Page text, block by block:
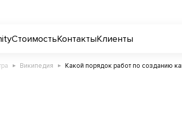
СтоимостьКонтактыКлиенты
Википедия Какой порядок работ по созданию